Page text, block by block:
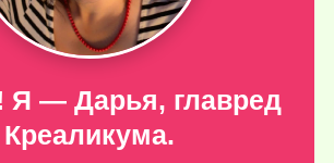
Я — Дарья, главред
Креаликума.